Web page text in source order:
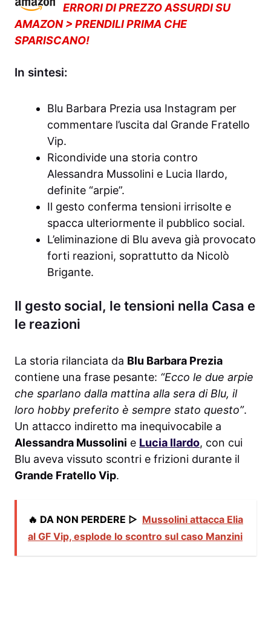
ERRORI DI PREZZO ASSURDI SU
AMAZON > PRENDILI PRIMA CHE
SPARISCANO!
In sintesi:
Blu Barbara Prezia usa Instagram per
commentare l’uscita dal Grande Fratello
Vip.
Ricondivide una storia contro
Alessandra Mussolini e Lucia Ilardo,
definite “arpie”.
Il gesto conferma tensioni irrisolte e
spacca ulteriormente il pubblico social.
L’eliminazione di Blu aveva già provocato
forti reazioni, soprattutto da Nicolò
Brigante.
Il gesto social, le tensioni nella Casa e
le reazioni
La storia rilanciata da Blu Barbara Prezia
contiene una frase pesante: “Ecco le due arpie
che sparlano dalla mattina alla sera di Blu, il
loro hobby preferito è sempre stato questo”.
Un attacco indiretto ma inequivocabile a
Alessandra Mussolini e Lucia Ilardo, con cui
Blu aveva vissuto scontri e frizioni durante il
Grande Fratello Vip.
🔥 DA NON PERDERE ▷ Mussolini attacca Elia
al GF Vip, esplode lo scontro sul caso Manzini